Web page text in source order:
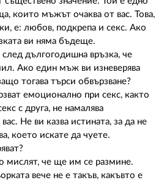
които мъжът очаква от вас. Това,
е: любов, подкрепа и секс. Ако
ви няма бъдеще.
дългогодишна връзка, че
Ако един мъж ви изневерява
тогава търси обвързване?
емоционално при секс, както
с друга, не намалява
Не ви казва истината, за да не
което искате да чуете.
мислят, че ще им се размине.
вече не е такъв, какъвто е